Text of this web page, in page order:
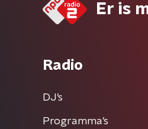
Er is
Radio
DJ’s
Programma's